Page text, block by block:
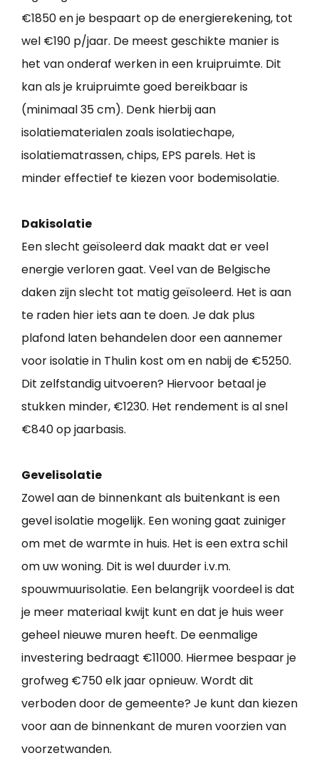
€1850 en je bespaart op de energierekening, tot
wel €190 p/jaar. De meest geschikte manier is
het van onderaf werken in een kruipruimte. Dit
kan als je kruipruimte goed bereikbaar is
(minimaal 35 cm). Denk hierbij aan
isolatiematerialen zoals isolatiechape,
isolatiematrassen, chips, EPS parels. Het is
minder effectief te kiezen voor bodemisolatie.
Dakisolatie
Een slecht geïsoleerd dak maakt dat er veel
energie verloren gaat. Veel van de Belgische
daken zijn slecht tot matig geïsoleerd. Het is aan
te raden hier iets aan te doen. Je dak plus
plafond laten behandelen door een aannemer
voor isolatie in Thulin kost om en nabij de €5250.
Dit zelfstandig uitvoeren? Hiervoor betaal je
stukken minder, €1230. Het rendement is al snel
€840 op jaarbasis.
Gevelisolatie
Zowel aan de binnenkant als buitenkant is een
gevel isolatie mogelijk. Een woning gaat zuiniger
om met de warmte in huis. Het is een extra schil
om uw woning. Dit is wel duurder i.v.m.
spouwmuurisolatie. Een belangrijk voordeel is dat
je meer materiaal kwijt kunt en dat je huis weer
geheel nieuwe muren heeft. De eenmalige
investering bedraagt €11000. Hiermee bespaar je
grofweg €750 elk jaar opnieuw. Wordt dit
verboden door de gemeente? Je kunt dan kiezen
voor aan de binnenkant de muren voorzien van
voorzetwanden.